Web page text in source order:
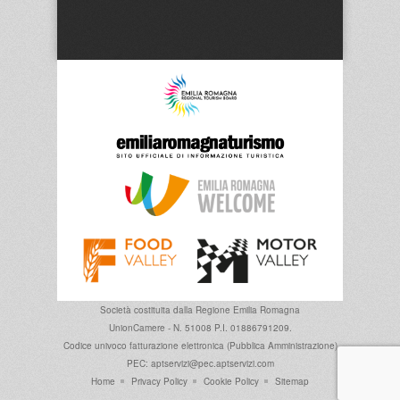
Società costituita dalla Regione Emilia Romagna
UnionCamere - N. 51008 P.I. 01886791209.
Codice univoco fatturazione elettronica (Pubblica Amministrazione)
PEC: aptservizi@pec.aptservizi.com
Home
Privacy Policy Cookie Policy Sitemap